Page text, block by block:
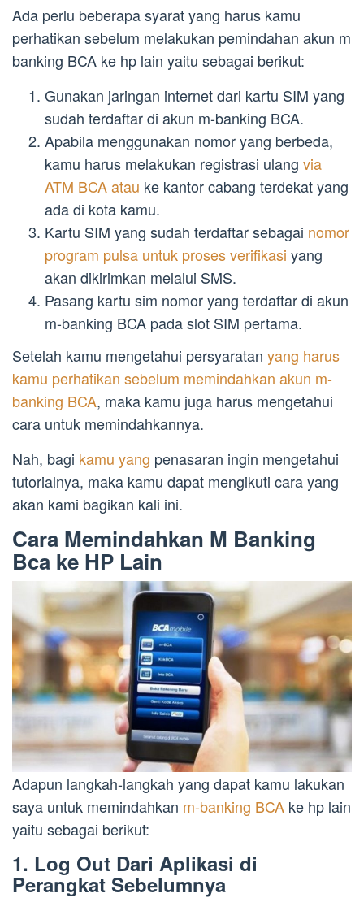
Ada perlu beberapa syarat yang harus kamu
perhatikan sebelum melakukan pemindahan akun m
banking BCA ke hp lain yaitu sebagai berikut:
Gunakan jaringan internet dari kartu SIM yang
sudah terdaftar di akun m-banking BCA.
Apabila menggunakan nomor yang berbeda,
kamu harus melakukan registrasi ulang via
ATM BCA atau ke kantor cabang terdekat yang
ada di kota kamu.
Kartu SIM yang sudah terdaftar sebagai nomor
program pulsa untuk proses verifikasi yang
akan dikirimkan melalui SMS.
Pasang kartu sim nomor yang terdaftar di akun
m-banking BCA pada slot SIM pertama.
Setelah kamu mengetahui persyaratan yang harus
kamu perhatikan sebelum memindahkan akun m-
banking BCA, maka kamu juga harus mengetahui
cara untuk memindahkannya.
Nah, bagi kamu yang penasaran ingin mengetahui
tutorialnya, maka kamu dapat mengikuti cara yang
akan kami bagikan kali ini.
Cara Memindahkan M Banking
Bca ke HP Lain
Adapun langkah-langkah yang dapat kamu lakukan
saya untuk memindahkan m-banking BCA ke hp lain
yaitu sebagai berikut:
1. Log Out Dari Aplikasi di
Perangkat Sebelumnya